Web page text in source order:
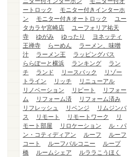
ートロック
モニター付きインターホ
ン
モニター付きオートロック
ユー
タカラヤ宮崎店
ユーフォリア祐天
寺
ゆがみ ゆったり
ヨネッティ
王禅寺
らーめん
ラーメン、味噌
汁
ラーメン王
ラッピングバス
ららぽーと横浜
ランキング
ラン
チ
ランド リースバック
リゾー
トライン
リッチ
リニューアル
リノベーション
リピート
リフォー
ム
リフォーム済
リフォーム済み
リフレッシュ
リベンジ
リムジンバ
ス
リモート リモートワーク
リ
モート部屋
リロケーション
ル・パ
ン・コティディアン
ルーフ
ルーフ
コート
ルーフバルコニー
ループ
橋
ルームシェア
ルララこうほく